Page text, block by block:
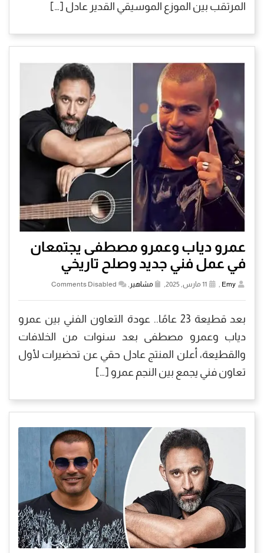
المرتقب بين الموزع الموسيقي القدير عادل […]
عمرو دياب وعمرو مصطفى يجتمعان
في عمل فني جديد وصلح تاريخي
Emy
, مشاهير ,
Comments Disabled
بعد قطيعة 23 عامًا.. عودة التعاون الفني بين عمرو
دياب وعمرو مصطفى بعد سنوات من الخلافات
والقطيعة، أعلن المنتج عادل حقي عن تحضيرات لأول
تعاون فني يجمع بين النجم عمرو […]